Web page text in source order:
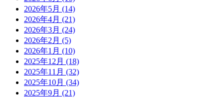
2026年5月 (14)
2026年4月 (21)
2026年3月 (24)
2026年2月 (5)
2026年1月 (10)
2025年12月 (18)
2025年11月 (32)
2025年10月 (34)
2025年9月 (21)